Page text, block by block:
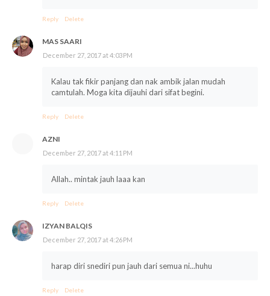
Reply Delete
MAS SAARI
December 27, 2017 at 4:03 PM
Kalau tak fikir panjang dan nak ambik jalan mudah
camtulah. Moga kita dijauhi dari sifat begini.
Reply Delete
AZNI
December 27, 2017 at 4:11 PM
Allah.. mintak jauh laaa kan
Reply Delete
IZYAN BALQIS
December 27, 2017 at 4:26 PM
harap diri snediri pun jauh dari semua ni...huhu
Reply Delete